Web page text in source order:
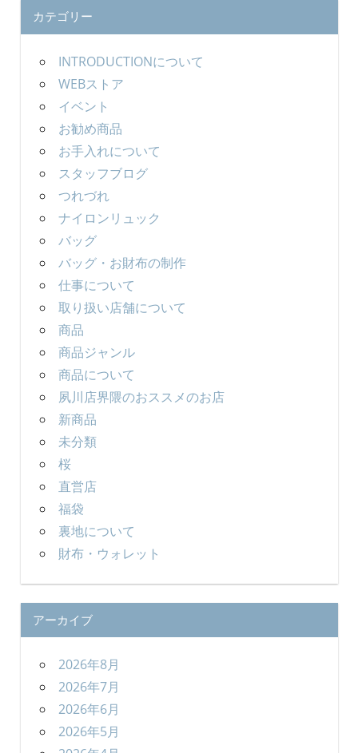
カテゴリー
INTRODUCTIONについて
WEBストア
イベント
お勧め商品
お手入れについて
スタッフブログ
つれづれ
ナイロンリュック
バッグ
バッグ・お財布の制作
仕事について
取り扱い店舗について
商品
商品ジャンル
商品について
夙川店界隈のおススメのお店
新商品
未分類
桜
直営店
福袋
裏地について
財布・ウォレット
アーカイブ
2026年8月
2026年7月
2026年6月
2026年5月